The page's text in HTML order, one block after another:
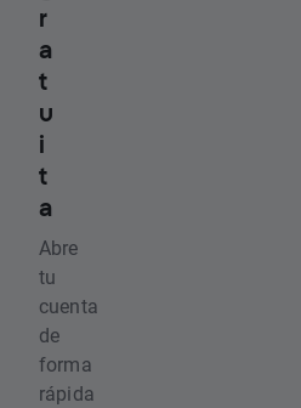
r
a
t
u
i
t
a
Abre
tu
cuenta
de
forma
rápida